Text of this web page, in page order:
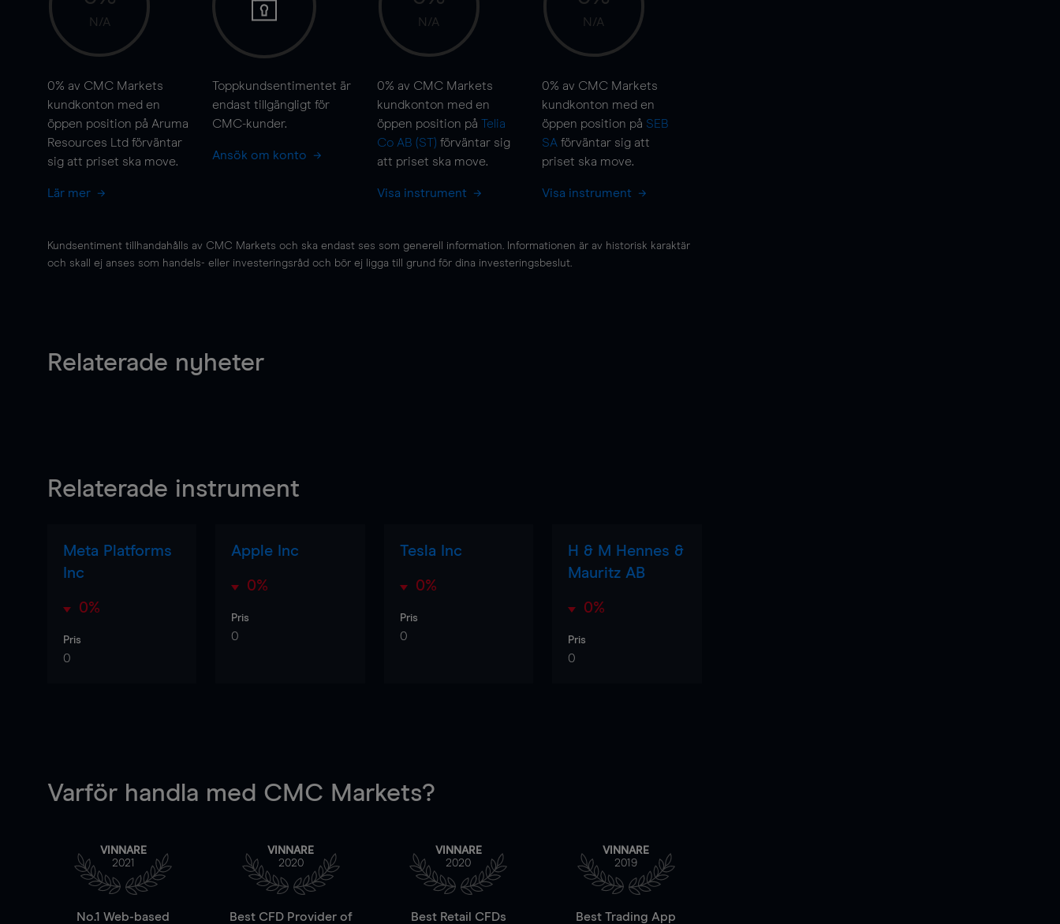
N/A
0% av CMC Markets
kundkonton med en
öppen position på Aruma
Resources Ltd förväntar
sig att priset ska move.
Lär mer
Toppkundsentimentet är
endast tillgängligt för
CMC-kunder.
Ansök om konto
N/A
0% av CMC Markets
kundkonton med en
öppen position på Telia
Co AB (ST) förväntar sig
att priset ska move.
Visa instrument
N/A
0% av CMC Markets
kundkonton med en
öppen position på SEB
SA förväntar sig att
priset ska move.
Visa instrument
Kundsentiment tillhandahålls av CMC Markets och ska endast ses som generell information. Informationen är av historisk karaktär
och skall ej anses som handels- eller investeringsråd och bör ej ligga till grund för dina investeringsbeslut.
Relaterade nyheter
Relaterade instrument
Meta Platforms
Inc
0%
Pris
0
Apple Inc
0%
Pris
0
Tesla Inc
0%
Pris
0
H & M Hennes &
Mauritz AB
0%
Pris
0
Varför handla med CMC Markets?
VINNARE
2021
No.1 Web-based
VINNARE
2020
Best CFD Provider of
VINNARE
2020
Best Retail CFDs
VINNARE
2019
Best Trading App